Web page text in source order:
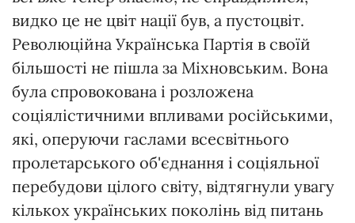
видко це не цвіт нації був, а пустоцвіт.
Революційна Українська Партія в своїй
більшості не пішла за Міхновським. Вона
була спровокована і розложена
соціялістичними впливами російськими,
які, оперуючи гаслами всесвітнього
пролетарського об'єднання і соціяльної
перебудови цілого світу, відтягнули увагу
кількох українських поколінь від питань